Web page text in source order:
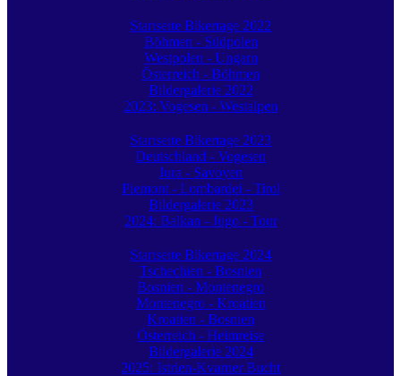
Startseite Bikertage 2022
Böhmen - Südpolen
Westpolen - Ungarn
Österreich - Böhmen
Bildergalerie 2022
2023: Vogesen - Westalpen
Startseite Bikertage 2023
Deutschland - Vogesen
Jura - Savoyen
Piemont - Lombardei - Tirol
Bildergalerie 2023
2024: Balkan - Jugo - Tour
Startseite Bikertage 2024
Tschechien - Bosnien
Bosnien - Montenegro
Montenegro - Kroatien
Kroatien - Bosnien
Österreich - Heimreise
Bildergalerie 2024
2025: Istrien-Kvarner Bucht